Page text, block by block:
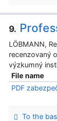
9.
LÖBMANN,
recenzovaný
výzkumný
File name
PDF
To the